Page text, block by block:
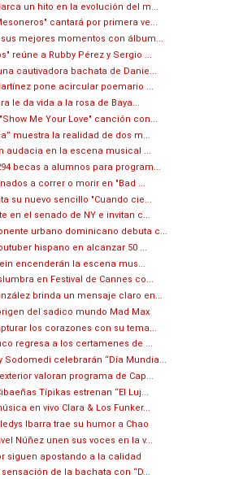
un hito en la evolución del m...
cantará por primera ve...
sus mejores momentos con álbum...
reúne a Rubby Pérez y Sergio ...
cautivadora bachata de Danie...
pone acircular poemario ...
le da vida a la rosa de Baya...
Me Your Love" canción con...
muestra la realidad de dos m...
audacia en la escena musical ...
becas a alumnos para program...
a correr o morir en "Bad ...
su nuevo sencillo "Cuando cie...
en el senado de NY e invitan c...
urbano dominicano debuta c...
hispano en alcanzar 50 ...
encenderán la escena mus...
en Festival de Cannes co...
brinda un mensaje claro en...
del sadico mundo Mad Max
los corazones con su tema...
regresa a los certamenes de ...
Sodomedi celebrarán “Día Mundia...
valoran programa de Cap...
Típikas estrenan “El Luj...
en vivo Clara & Los Funker...
Ibarra trae su humor a Chao
Núñez unen sus voces en la v...
siguen apostando a la calidad
de la bachata con “D...